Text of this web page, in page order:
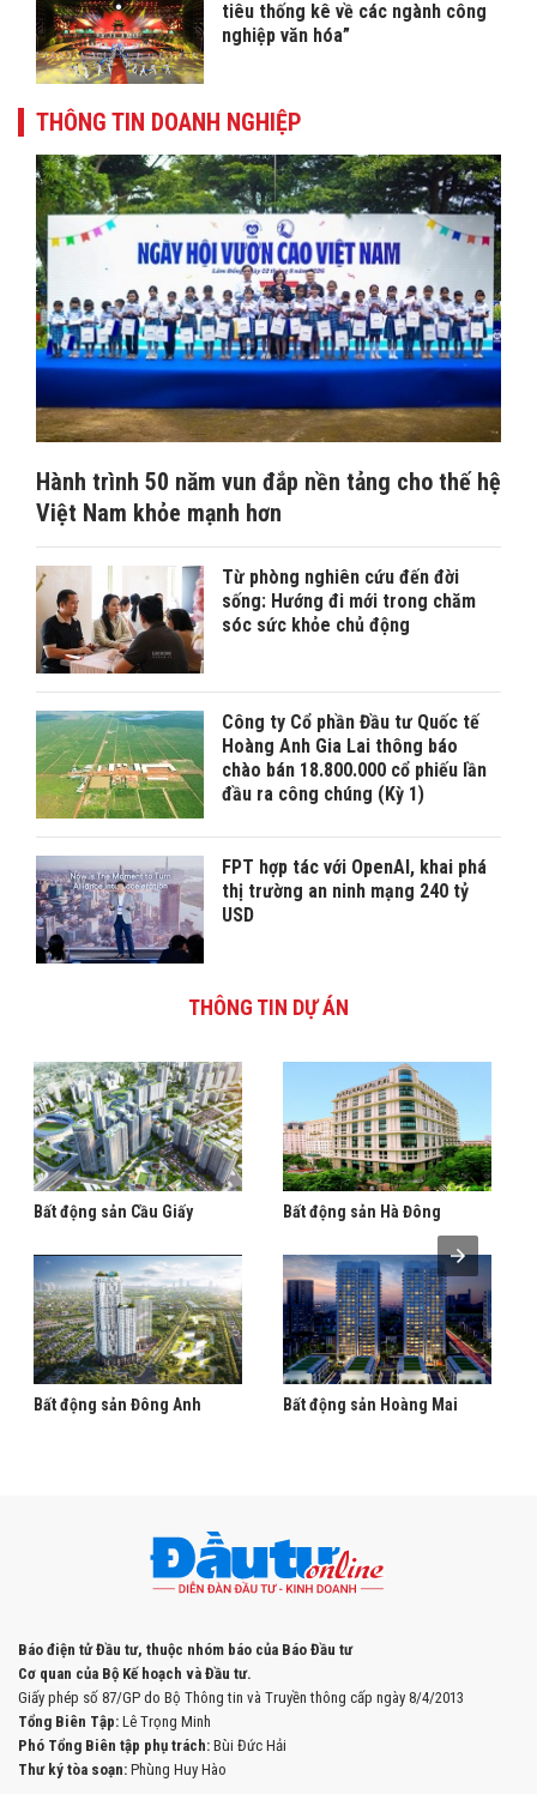
tiêu thống kê về các ngành công
nghiệp văn hóa”
THÔNG TIN DOANH NGHIỆP
Hành trình 50 năm vun đắp nền tảng cho thế hệ
Việt Nam khỏe mạnh hơn
Từ phòng nghiên cứu đến đời
sống: Hướng đi mới trong chăm
sóc sức khỏe chủ động
Công ty Cổ phần Đầu tư Quốc tế
Hoàng Anh Gia Lai thông báo
chào bán 18.800.000 cổ phiếu lần
đầu ra công chúng (Kỳ 1)
FPT hợp tác với OpenAI, khai phá
thị trường an ninh mạng 240 tỷ
USD
THÔNG TIN DỰ ÁN
Bất động sản Cầu Giấy
Bất động sản Đông Anh
Bất động sản Hà Đông
Bất động sản Hoàng Mai
Báo điện tử Đầu tư, thuộc nhóm báo của Báo Đầu tư
Cơ quan của Bộ Kế hoạch và Đầu tư.
Giấy phép số 87/GP do Bộ Thông tin và Truyền thông cấp ngày 8/4/2013
Tổng Biên Tập: Lê Trọng Minh
Phó Tổng Biên tập phụ trách: Bùi Đức Hải
Thư ký tòa soạn: Phùng Huy Hào